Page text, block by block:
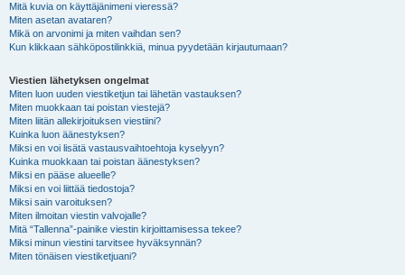
Mitä kuvia on käyttäjänimeni vieressä?
Miten asetan avataren?
Mikä on arvonimi ja miten vaihdan sen?
Kun klikkaan sähköpostilinkkiä, minua pyydetään kirjautumaan?
Viestien lähetyksen ongelmat
Miten luon uuden viestiketjun tai lähetän vastauksen?
Miten muokkaan tai poistan viestejä?
Miten liitän allekirjoituksen viestiini?
Kuinka luon äänestyksen?
Miksi en voi lisätä vastausvaihtoehtoja kyselyyn?
Kuinka muokkaan tai poistan äänestyksen?
Miksi en pääse alueelle?
Miksi en voi liittää tiedostoja?
Miksi sain varoituksen?
Miten ilmoitan viestin valvojalle?
Mitä “Tallenna”-painike viestin kirjoittamisessa tekee?
Miksi minun viestini tarvitsee hyväksynnän?
Miten tönäisen viestiketjuani?